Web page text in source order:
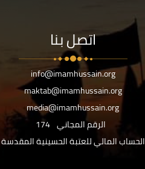
اتصل بنا
info@imamhussain.org
maktab@imamhussain.org
media@imamhussain.org
الرقم المجاني 174
الحساب المالي للعتبة الحسينية المقدسة